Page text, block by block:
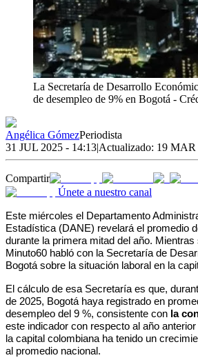
La Secretaría de Desarrollo
de desempleo de 9% en Bogotá -
Angélica GómezPeriodista
31 JUL 2025 - 14:13|Actualizado: 19 MAR
Compartir
Únete a nuestro canal
Este miércoles el Departamento
Estadística (DANE) revelará el promedio
durante la primera mitad del año.
Minuto60 habló con la Secretaría de
Bogotá sobre la situación laboral en la
El cálculo de esa Secretaría es que,
de 2025, Bogotá haya registrado en
desempleo del 9 %, consistente con la
este indicador con respecto al año
la capital colombiana ha tenido un
al promedio nacional.